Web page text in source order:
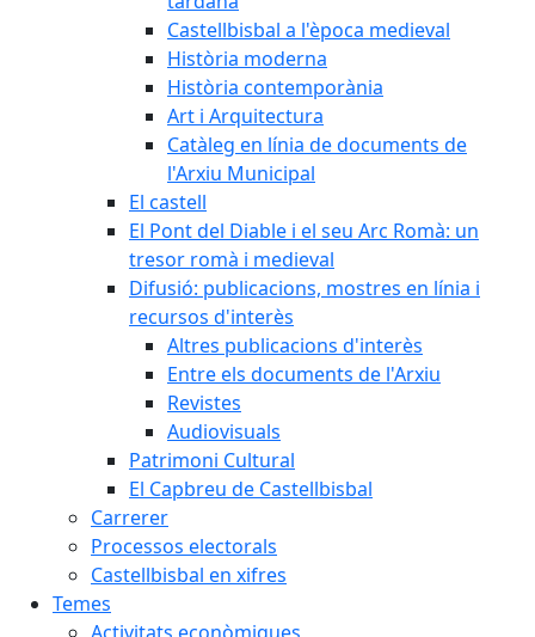
Castellbisbal a l'època medieval
Història moderna
Història contemporània
Art i Arquitectura
Catàleg en línia de documents de
l'Arxiu Municipal
El castell
El Pont del Diable i el seu Arc Romà: un
tresor romà i medieval
Difusió: publicacions, mostres en línia i
recursos d'interès
Altres publicacions d'interès
Entre els documents de l'Arxiu
Revistes
Audiovisuals
Patrimoni Cultural
El Capbreu de Castellbisbal
Carrerer
Processos electorals
Castellbisbal en xifres
Temes